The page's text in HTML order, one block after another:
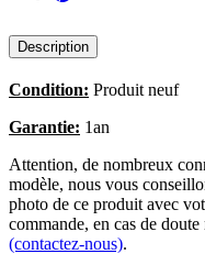
Description
Condition: Produit neuf
Garantie: 1an
Attention, de nombreux
modèle, nous vous
photo de ce produit avec
commande, en cas de
(contactez-nous).